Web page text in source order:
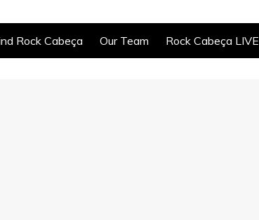
Rock Cabeça Our Team Rock Cabeça LIVE